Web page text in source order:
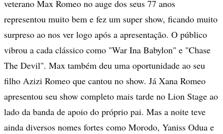
veterano Max Romeo no auge dos seus 77 anos
representou muito bem e fez um super show, ficando muito
surpreso ao nos ver logo após a apresentação. O público
vibrou a cada clássico como "War Ina Babylon" e "Chase
The Devil". Max também deu uma oportunidade ao seu
filho Azizi Romeo que cantou no show. Já Xana Romeo
apresentou seu show completo mais tarde no Lion Stage ao
lado da banda de apoio do próprio pai. Mas a noite teve
ainda diversos nomes fortes como Morodo, Yaniss Odua e